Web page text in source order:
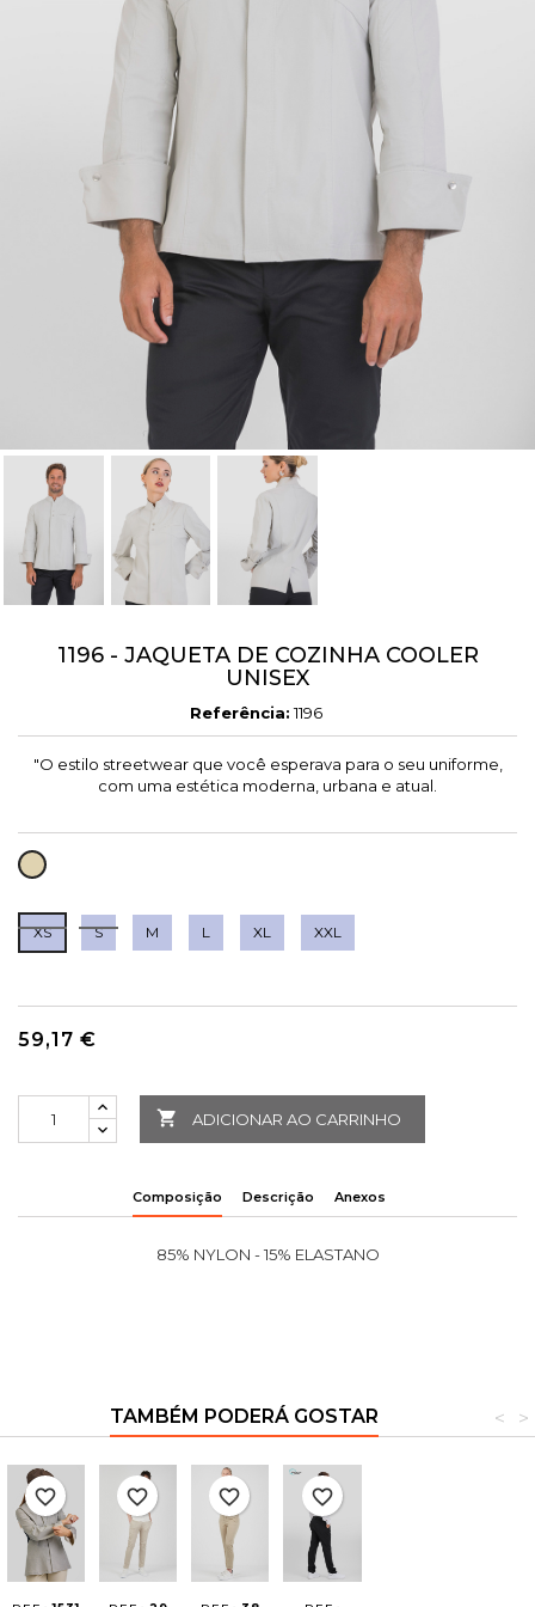
1196 - JAQUETA DE COZINHA COOLER
UNISEX
Referência: 1196
"O estilo streetwear que você esperava para o seu uniforme,
com uma estética moderna, urbana e atual.
AREIA
XS S M L XL XXL
59,17 €
 ADICIONAR AO CARRINHO
Composição Descrição Anexos
85% NYLON - 15% ELASTANO
TAMBÉM PODERÁ GOSTAR >
<
favorite_border favorite_border favorite_border favorite_border
Create wishlist